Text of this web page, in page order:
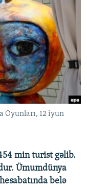
Oyunları, 12 iyun
min turist gəlib.
Ümumdünya
belə